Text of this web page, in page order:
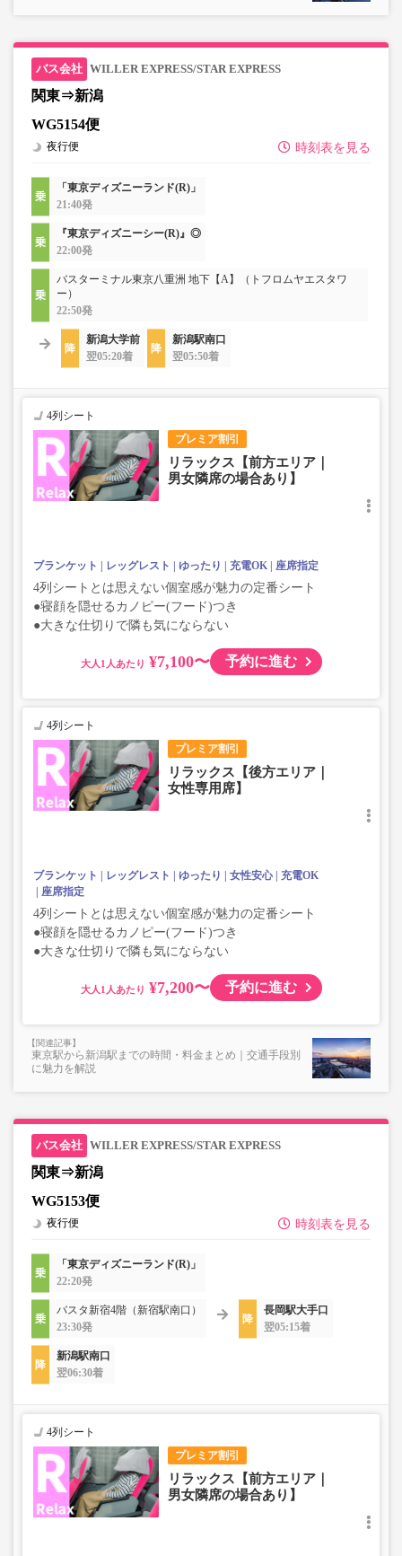
WILLER EXPRESS/STAR EXPRESS
関東⇒新潟
WG5154便
時刻表を見る
夜行便
「東京ディズニーランド(R)」
21:40発
『東京ディズニーシー(R)』◎
22:00発
バスターミナル東京八重洲 地下【A】（トフロムヤエスタワ
ー）
22:50発
新潟大学前
翌05:20着
新潟駅南口
翌05:50着
プレミア割引
4列シート
リラックス【前方エリア｜
男女隣席の場合あり】
ブランケット レッグレスト ゆったり 充電OK 座席指定
4列シートとは思えない個室感が魅力の定番シート
●寝顔を隠せるカノピー(フード)つき
●大きな仕切りで隣も気にならない
大人 ¥7,100〜 予約に進む
プレミア割引
4列シート
リラックス【後方エリア｜
女性専用席】
ブランケット レッグレスト ゆったり 女性安心
充電OK
座席指定
4列シートとは思えない個室感が魅力の定番シート
●寝顔を隠せるカノピー(フード)つき
●大きな仕切りで隣も気にならない
大人 ¥7,200〜 予約に進む
東京駅から新潟駅までの時間・料金まとめ｜交通手段別
に魅力を解説
WILLER EXPRESS/STAR EXPRESS
関東⇒新潟
WG5153便
時刻表を見る
夜行便
「東京ディズニーランド(R)」
22:20発
バスタ新宿4階（新宿駅南口）
23:30発
長岡駅大手口
翌05:15着
新潟駅南口
翌06:30着
プレミア割引
4列シート
リラックス【前方エリア｜
男女隣席の場合あり】